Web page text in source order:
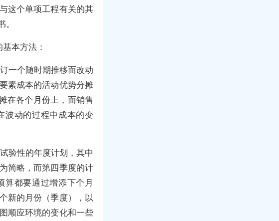
这个单项工程有关的其
本方法：
一个随时期推移而改动
素成本的活动优势分摊
在各个月份上，而销售
波动的过程中成本的变
验性的年度计划，其中
简略，而第四季度的计
算都要通过增添下个月
新的月份（季度），以
顺应环境的变化和一些